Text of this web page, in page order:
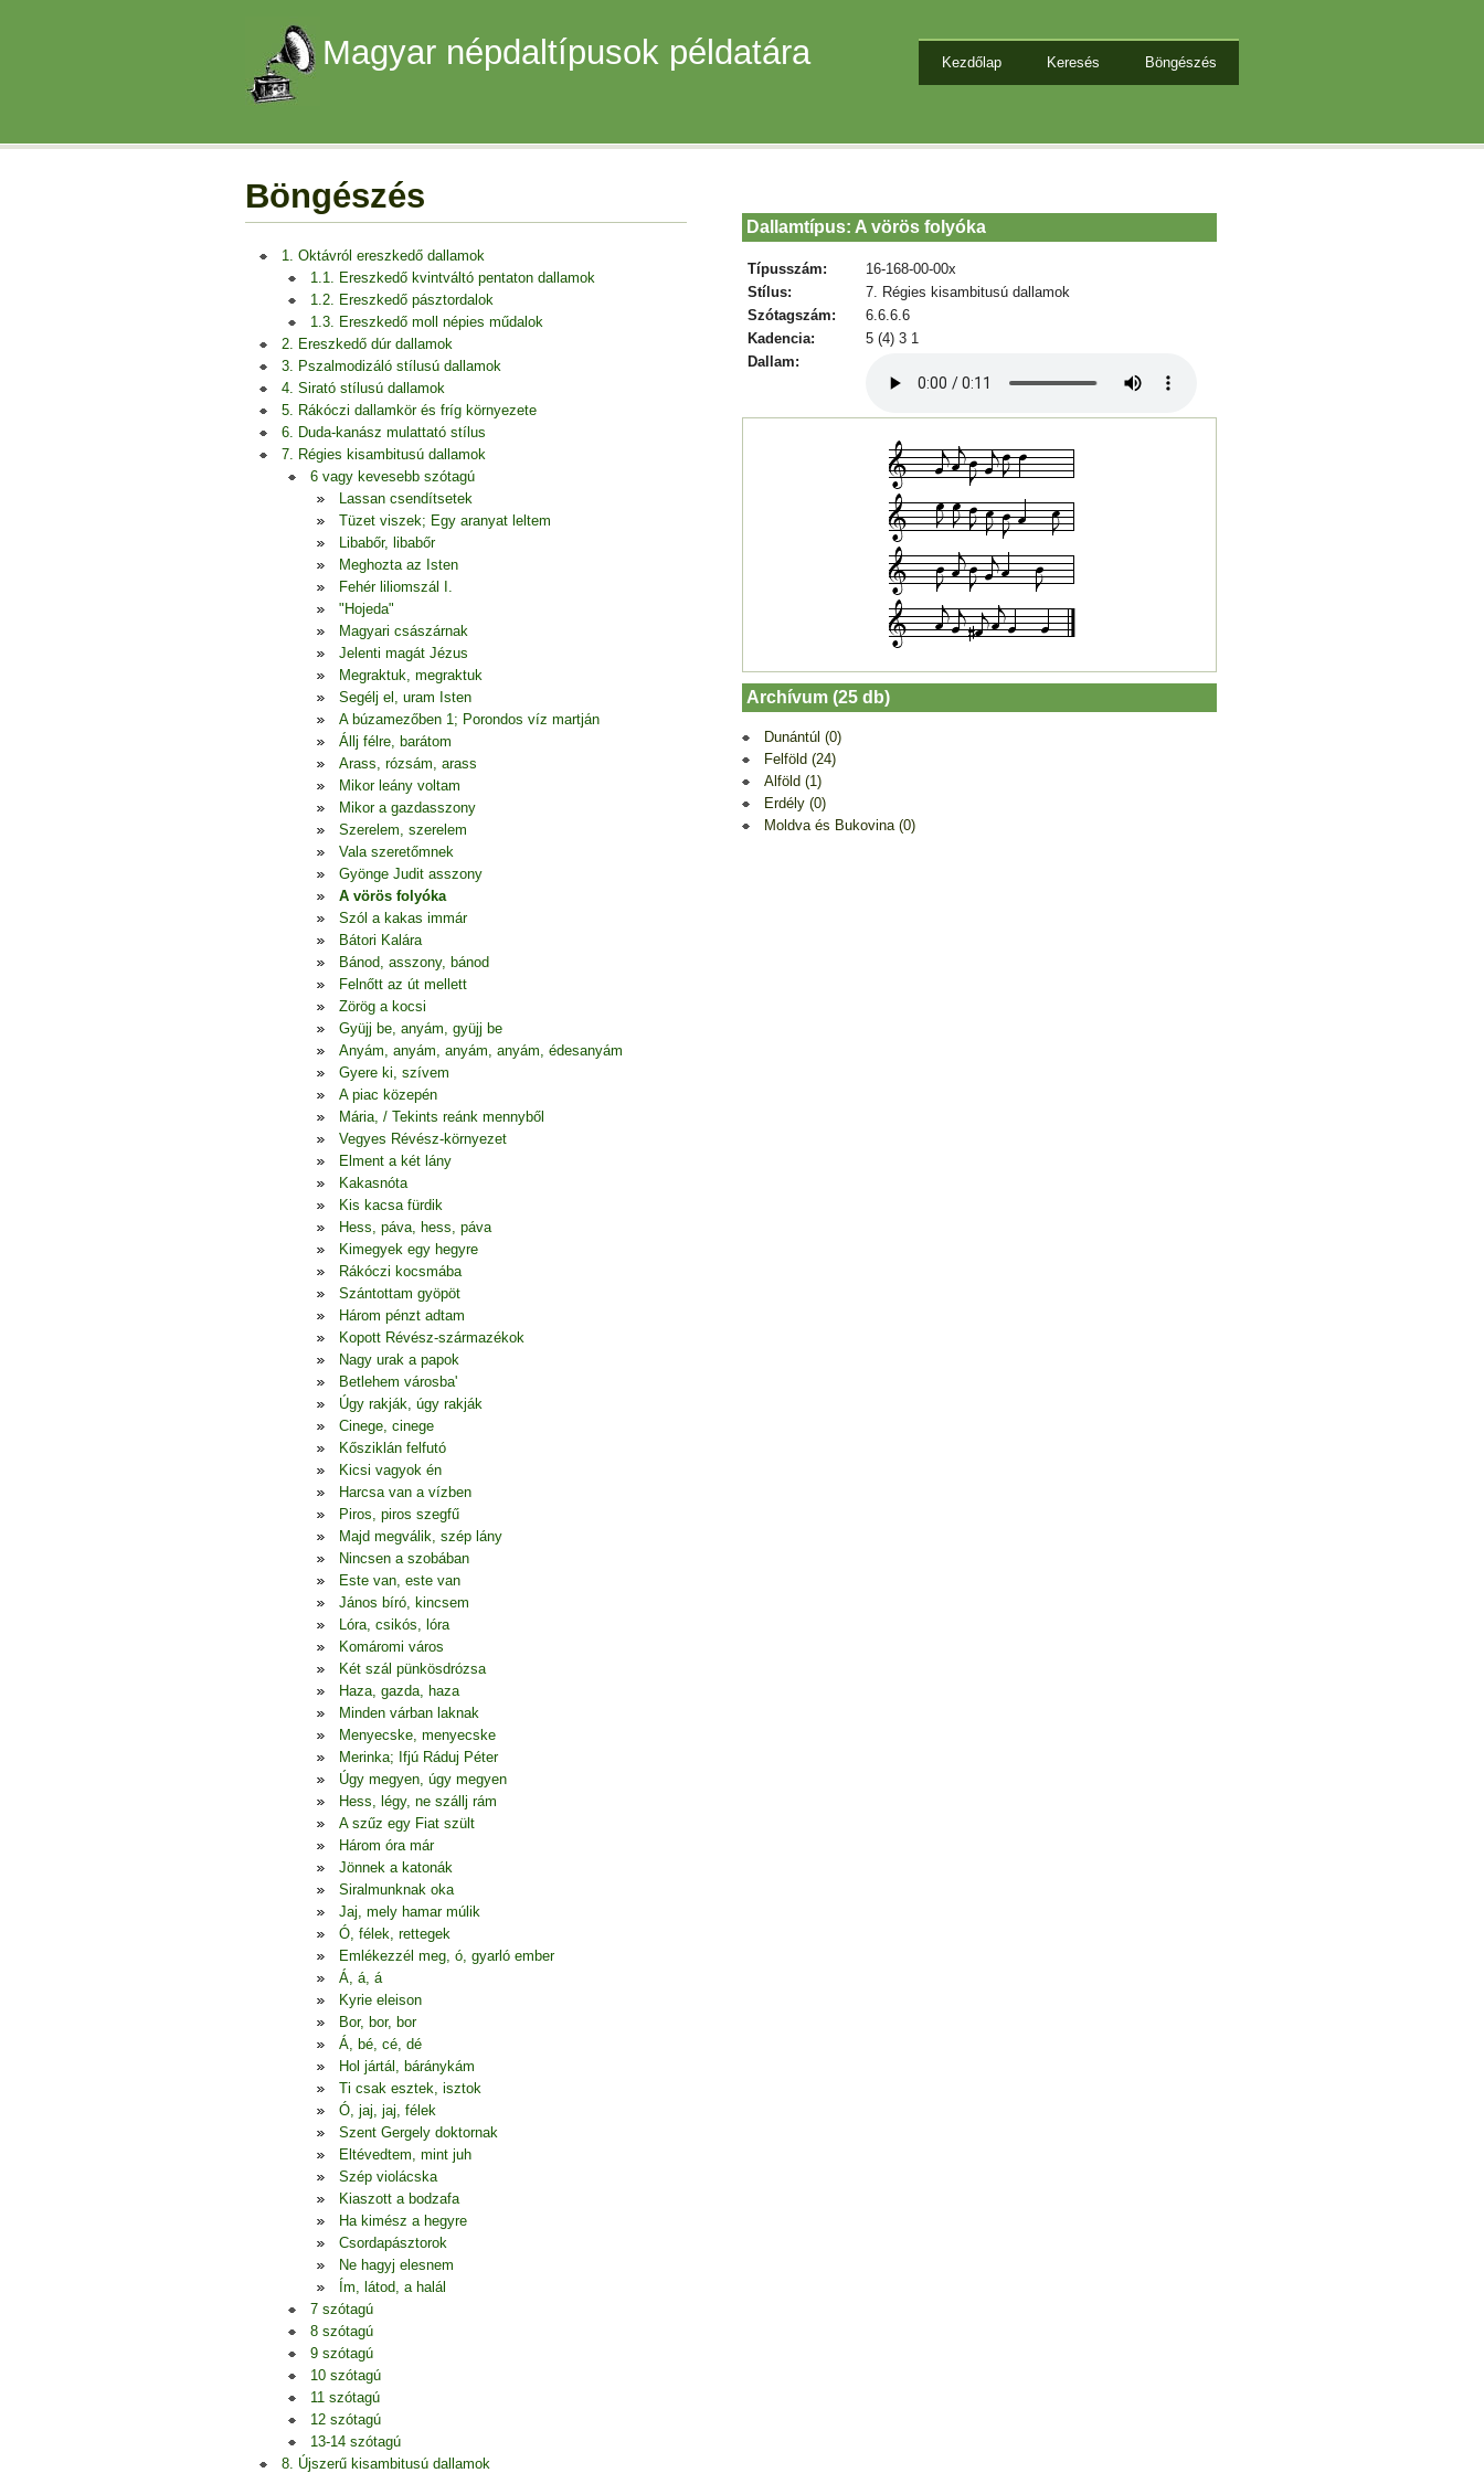
Magyar népdaltípusok példatára Kezdőlap Keresés Böngészés
Böngészés
1. Oktávról ereszkedő dallamok
1.1. Ereszkedő kvintváltó pentaton dallamok
1.2. Ereszkedő pásztordalok
1.3. Ereszkedő moll népies műdalok
2. Ereszkedő dúr dallamok
3. Pszalmodizáló stílusú dallamok
4. Sirató stílusú dallamok
5. Rákóczi dallamkör és fríg környezete
6. Duda-kanász mulattató stílus
7. Régies kisambitusú dallamok
6 vagy kevesebb szótagú
Lassan csendítsetek
Tüzet viszek; Egy aranyat leltem
Libabőr, libabőr
Meghozta az Isten
Fehér liliomszál I.
"Hojeda"
Magyari császárnak
Jelenti magát Jézus
Megraktuk, megraktuk
Segélj el, uram Isten
A búzamezőben 1; Porondos víz martján
Állj félre, barátom
Arass, rózsám, arass
Mikor leány voltam
Mikor a gazdasszony
Szerelem, szerelem
Vala szeretőmnek
Gyönge Judit asszony
A vörös folyóka
Szól a kakas immár
Bátori Kalára
Bánod, asszony, bánod
Felnőtt az út mellett
Zörög a kocsi
Gyüjj be, anyám, gyüjj be
Anyám, anyám, anyám, anyám, édesanyám
Gyere ki, szívem
A piac közepén
Mária, / Tekints reánk mennyből
Vegyes Révész-környezet
Elment a két lány
Kakasnóta
Kis kacsa fürdik
Hess, páva, hess, páva
Kimegyek egy hegyre
Rákóczi kocsmába
Szántottam gyöpöt
Három pénzt adtam
Kopott Révész-származékok
Nagy urak a papok
Betlehem városba'
Úgy rakják, úgy rakják
Cinege, cinege
Kősziklán felfutó
Kicsi vagyok én
Harcsa van a vízben
Piros, piros szegfű
Majd megválik, szép lány
Nincsen a szobában
Este van, este van
János bíró, kincsem
Lóra, csikós, lóra
Komáromi város
Két szál pünkösdrózsa
Haza, gazda, haza
Minden várban laknak
Menyecske, menyecske
Merinka; Ifjú Ráduj Péter
Úgy megyen, úgy megyen
Hess, légy, ne szállj rám
A szűz egy Fiat szült
Három óra már
Jönnek a katonák
Siralmunknak oka
Jaj, mely hamar múlik
Ó, félek, rettegek
Emlékezzél meg, ó, gyarló ember
Á, á, á
Kyrie eleison
Bor, bor, bor
Á, bé, cé, dé
Hol jártál, báránykám
Ti csak esztek, isztok
Ó, jaj, jaj, félek
Szent Gergely doktornak
Eltévedtem, mint juh
Szép violácska
Kiaszott a bodzafa
Ha kimész a hegyre
Csordapásztorok
Ne hagyj elesnem
Ím, látod, a halál
7 szótagú
8 szótagú
9 szótagú
10 szótagú
11 szótagú
12 szótagú
13-14 szótagú
8. Újszerű kisambitusú dallamok
Dallamtípus: A vörös folyóka
Típusszám:
16-168-00-00x
Stílus:
7. Régies kisambitusú dallamok
Szótagszám:
6.6.6.6
Kadencia:
5 (4) 3 1
Dallam:
Archívum (25 db)
Dunántúl (0)
Felföld (24)
Alföld (1)
Erdély (0)
Moldva és Bukovina (0)